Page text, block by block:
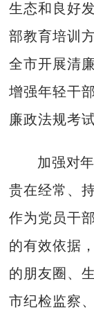
生态和良好
部教育培训
全市开展清
增强年轻干
廉政法规考
加强对
贵在经常、
作为党员干
的有效依据
的朋友圈、
市纪检监察